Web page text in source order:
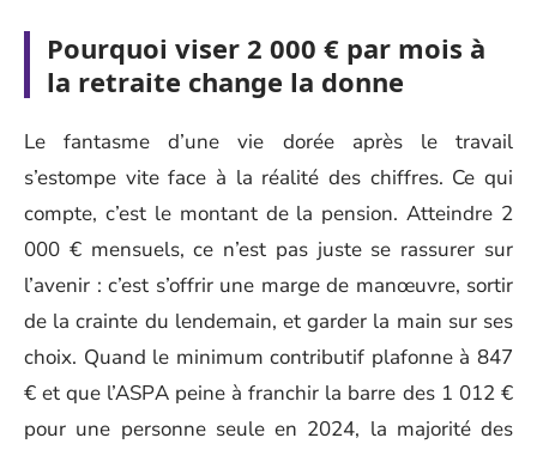
Pourquoi viser 2 000 € par mois à
la retraite change la donne
Le fantasme d’une vie dorée après le travail
s’estompe vite face à la réalité des chiffres. Ce qui
compte, c’est le montant de la pension. Atteindre 2
000 € mensuels, ce n’est pas juste se rassurer sur
l’avenir : c’est s’offrir une marge de manœuvre, sortir
de la crainte du lendemain, et garder la main sur ses
choix. Quand le minimum contributif plafonne à 847
€ et que l’ASPA peine à franchir la barre des 1 012 €
pour une personne seule en 2024, la majorité des